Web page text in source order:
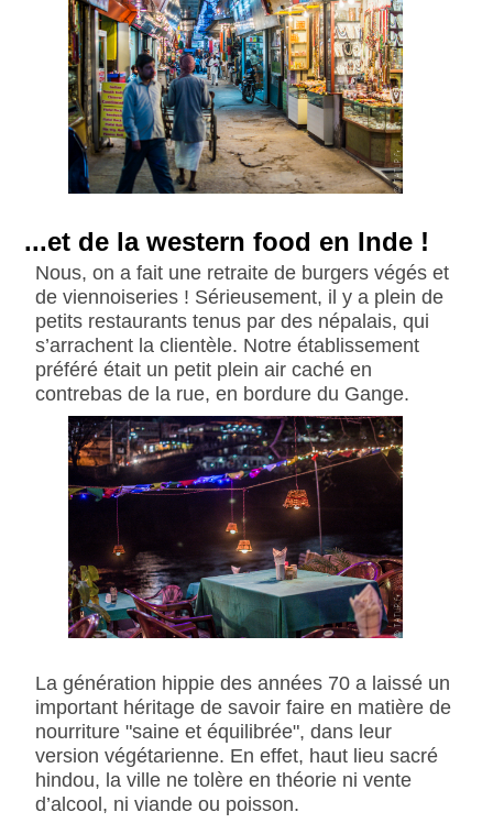
...et de la western food en Inde !
Nous, on a fait une retraite de burgers végés et
de viennoiseries ! Sérieusement, il y a plein de
petits restaurants tenus par des népalais, qui
s’arrachent la clientèle. Notre établissement
préféré était un petit plein air caché en
contrebas de la rue, en bordure du Gange.
La génération hippie des années 70 a laissé un
important héritage de savoir faire en matière de
nourriture "saine et équilibrée", dans leur
version végétarienne. En effet, haut lieu sacré
hindou, la ville ne tolère en théorie ni vente
d’alcool, ni viande ou poisson.